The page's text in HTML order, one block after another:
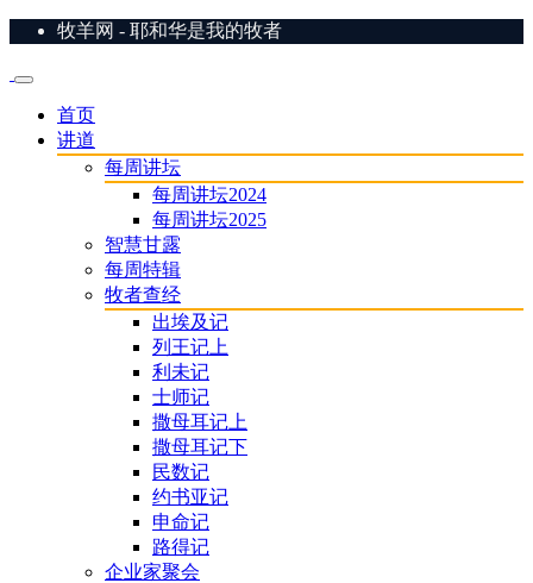
牧羊网 - 耶和华是我的牧者
首页
讲道
每周讲坛
每周讲坛2024
每周讲坛2025
智慧甘露
每周特辑
牧者查经
出埃及记
列王记上
利未记
士师记
撒母耳记上
撒母耳记下
民数记
约书亚记
申命记
路得记
企业家聚会